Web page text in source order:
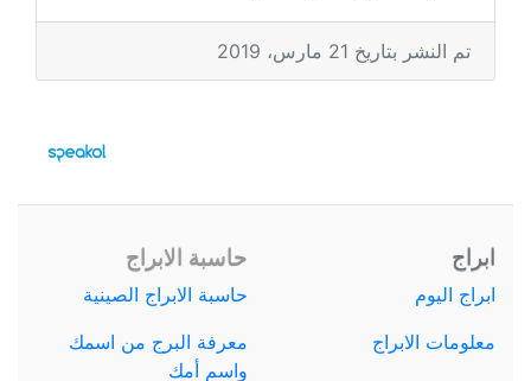
تم النشر بتاريخ 21 مارس، 2019
ابراج
ابراج اليوم
معلومات الابراج
حاسبة الابراج
حاسبة الابراج الصينية
معرفة البرج من اسمك
واسم أمك